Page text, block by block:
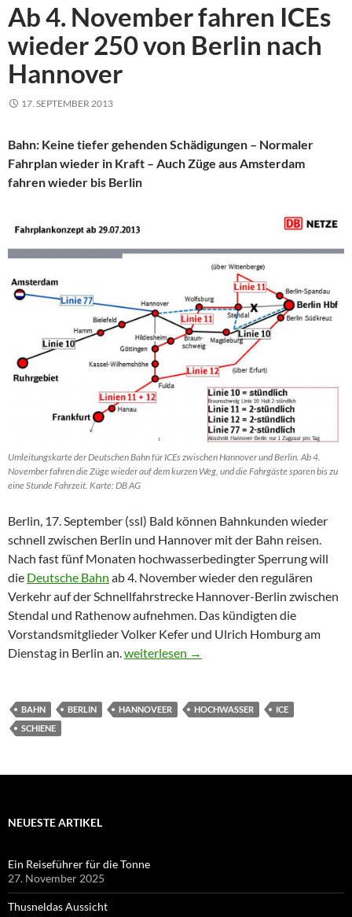
Ab 4. November fahren ICEs
wieder 250 von Berlin nach
Hannover
17. SEPTEMBER 2013
Bahn: Keine tiefer gehenden Schädigungen – Normaler
Fahrplan wieder in Kraft – Auch Züge aus Amsterdam
fahren wieder bis Berlin
Umleitungskarte der Deutschen Bahn für ICEs zwischen Hannover und Berlin. Ab 4.
November fahren die Züge wieder auf dem kurzen Weg, und die Fahrgäste sparen bis zu
eine Stunde Fahrzeit. Karte: DB AG
Berlin, 17. September (ssl) Bald können Bahnkunden wieder
schnell zwischen Berlin und Hannover mit der Bahn reisen.
Nach fast fünf Monaten hochwasserbedingter Sperrung will
die Deutsche Bahn ab 4. November wieder den regulären
Verkehr auf der Schnellfahrstrecke Hannover-Berlin zwischen
Stendal und Rathenow aufnehmen. Das kündigten die
Vorstandsmitglieder Volker Kefer und Ulrich Homburg am
Dienstag in Berlin an.Ab 4. November fahren ICEs wieder 250
weiterlesen →
BAHN BERLIN HANNOVEER HOCHWASSER
ICE
SCHIENE
NEUESTE ARTIKEL
Ein Reiseführer für die Tonne
27. November 2025
Thusneldas Aussicht